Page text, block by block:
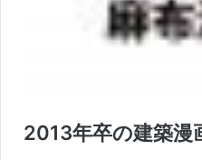
2013年卒の建築漫